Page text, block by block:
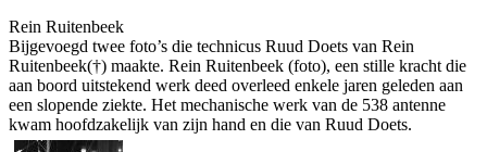
Rein Ruitenbeek
Bijgevoegd twee foto’s die technicus Ruud Doets van Rein
Ruitenbeek(†) maakte. Rein Ruitenbeek (foto), een stille kracht die
aan boord uitstekend werk deed overleed enkele jaren geleden aan
een slopende ziekte. Het mechanische werk van de 538 antenne
kwam hoofdzakelijk van zijn hand en die van Ruud Doets.